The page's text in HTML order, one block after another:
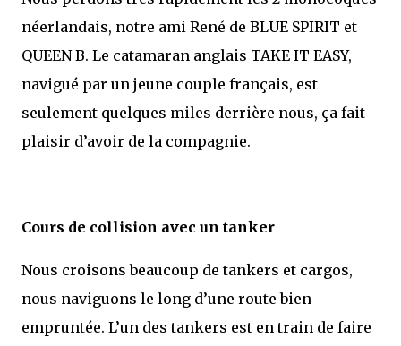
néerlandais, notre ami René de BLUE SPIRIT et
QUEEN B. Le catamaran anglais TAKE IT EASY,
navigué par un jeune couple français, est
seulement quelques miles derrière nous, ça fait
plaisir d’avoir de la compagnie.
Cours de collision avec un tanker
Nous croisons beaucoup de tankers et cargos,
nous naviguons le long d’une route bien
empruntée. L’un des tankers est en train de faire